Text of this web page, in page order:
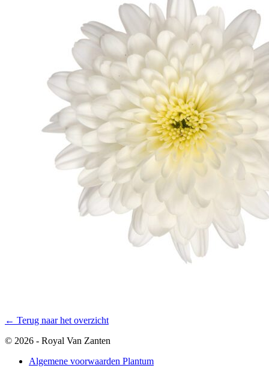
← Terug naar het overzicht
© 2026 - Royal Van Zanten
Algemene voorwaarden Plantum